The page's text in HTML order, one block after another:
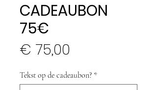
CADEAUBON
75€
€ 75,00
Tekst op de cadeaubon? *